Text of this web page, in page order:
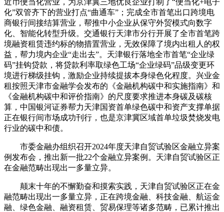
近币便当化营业，为京津冀三地优良企业打制了“便当化+电子
化”双管齐下的营业打点“曲通车”；完成全市首笔出口跨境电
商银行间接结算营业，帮推中小企业从保守外贸模式向数字
化、智能化转型升级。交通银行天津市分行开展了全市首笔跨
境融资租赁违约标的物措置营业，无效保障了境内出租人的权
益，帮力境内企业“走出去”。天津银行落地全市首笔“企业绿
码”挂钩贷款，将贷款利率取绿色工场“企业绿码”品级变更环
境进行梯级挂钩，激励企业持续提拔本身绿色化程度。兴业金
租按照天津市金融学会发布的《金融机构碳中和实施指南》和
《金融机构碳中和评价指南》的尺度要求推进本身碳及碳核
算，中国银河证券帮力天津国资首单绿色碳中和资产支撑单据
正在银行间市场成功刊行，也是京津冀区域首单垃圾焚烧发电
行业的碳中和债。
市委金融办组织召开2024年度天津自贸试验区金融立异案
例发布会，推出新一批22个金融立异案例。天津自贸试验区正
在金融范畴出现出一多量立异。
颠末十年的不懈勤奋和摸索实践，天津自贸试验区正在金
融范畴出现出一多量立异，正在跨境金融、科技金融、航运金
融、绿色金融、融资租赁、贸易保理等诸多范畴，已累计推出